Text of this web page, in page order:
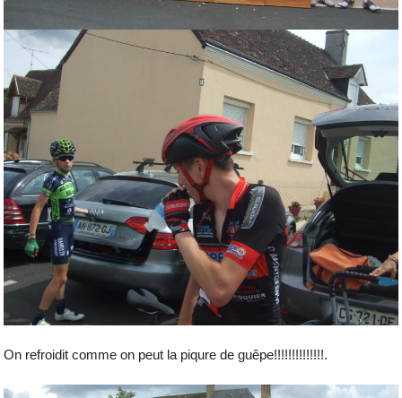
On refroidit comme on peut la piqure de guêpe!!!!!!!!!!!!!!.